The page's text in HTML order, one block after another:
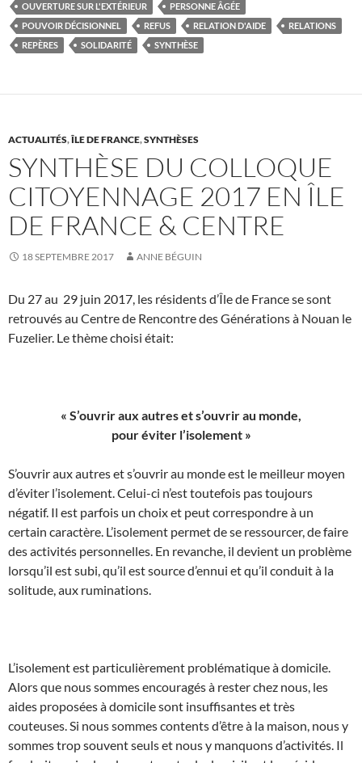
OUVERTURE SUR L'EXTÉRIEUR
PERSONNE ÂGÉE
POUVOIR DÉCISIONNEL
REFUS RELATION D'AIDE
RELATIONS
REPÈRES
SOLIDARITÉ SYNTHÈSE
ACTUALITÉS,ÎLE DE FRANCE,SYNTHÈSES
SYNTHÈSE DU COLLOQUE
CITOYENNAGE 2017 EN ÎLE
DE FRANCE & CENTRE
18 SEPTEMBRE 2017 ANNE BÉGUIN
Du 27 au 29 juin 2017, les résidents d’Île de France se sont
retrouvés au Centre de Rencontre des Générations à Nouan le
Fuzelier. Le thème choisi était:
« S’ouvrir aux autres et s’ouvrir au monde,
pour éviter l’isolement »
S’ouvrir aux autres et s’ouvrir au monde est le meilleur moyen
d’éviter l’isolement. Celui-ci n’est toutefois pas toujours
négatif. Il est parfois un choix et peut correspondre à un
certain caractère. L’isolement permet de se ressourcer, de faire
des activités personnelles. En revanche, il devient un problème
lorsqu’il est subi, qu’il est source d’ennui et qu’il conduit à la
solitude, aux ruminations.
L’isolement est particulièrement problématique à domicile.
Alors que nous sommes encouragés à rester chez nous, les
aides proposées à domicile sont insuffisantes et très
couteuses. Si nous sommes contents d’être à la maison, nous y
sommes trop souvent seuls et nous y manquons d’activités. Il